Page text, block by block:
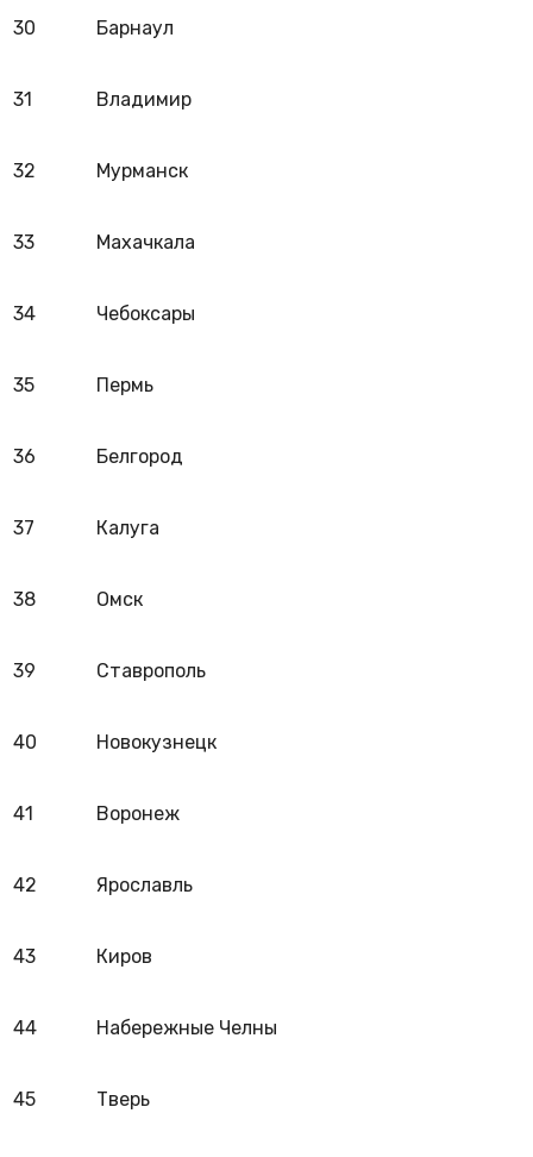
30 Барнаул
31 Владимир
32 Мурманск
33 Махачкала
34 Чебоксары
35 Пермь
36 Белгород
37 Калуга
38 Омск
39 Ставрополь
40 Новокузнецк
41 Воронеж
42 Ярославль
43 Киров
44 Набережные Челны
45 Тверь